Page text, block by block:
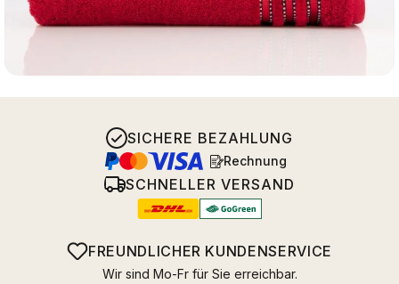
SICHERE BEZAHLUNG
Rechnung
SCHNELLER VERSAND
FREUNDLICHER KUNDENSERVICE
Wir sind Mo-Fr für Sie erreichbar.